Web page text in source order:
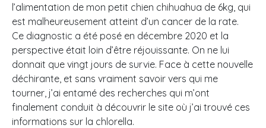
l’alimentation de mon petit chien chihuahua de 6kg, qui
est malheureusement atteint d’un cancer de la rate.
Ce diagnostic a été posé en décembre 2020 et la
perspective était loin d’être réjouissante. On ne lui
donnait que vingt jours de survie. Face à cette nouvelle
déchirante, et sans vraiment savoir vers qui me
tourner, j’ai entamé des recherches qui m’ont
finalement conduit à découvrir le site où j’ai trouvé ces
informations sur la chlorella.